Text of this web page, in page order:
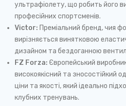
ультрафіолету, що робить його
професійних спортсменів.
Victor: Преміальний бренд, чия
вирізняється винятковою
дизайном та бездоганною
FZ Forza: Європейський
високоякісний та зносостійкий
ціни та якості, який ідеально
клубних тренувань.